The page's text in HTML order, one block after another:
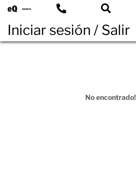
Iniciar sesión / Salir
No encontrado!